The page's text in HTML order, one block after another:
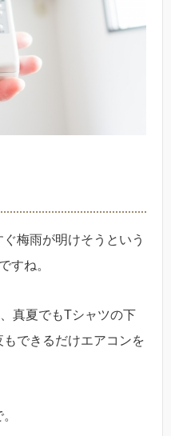
梅雨が明けそうという
すね。
真夏でもTシャツの下
できるだけエアコンを